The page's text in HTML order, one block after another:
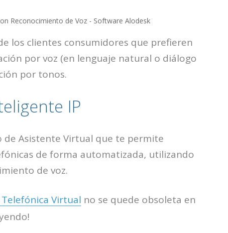
los clientes consumidores que prefieren
por voz (en lenguaje natural o diálogo
por tonos.
IP
de Asistente Virtual que te permite
de forma automatizada, utilizando
de voz.
Virtual no se quede obsoleta en